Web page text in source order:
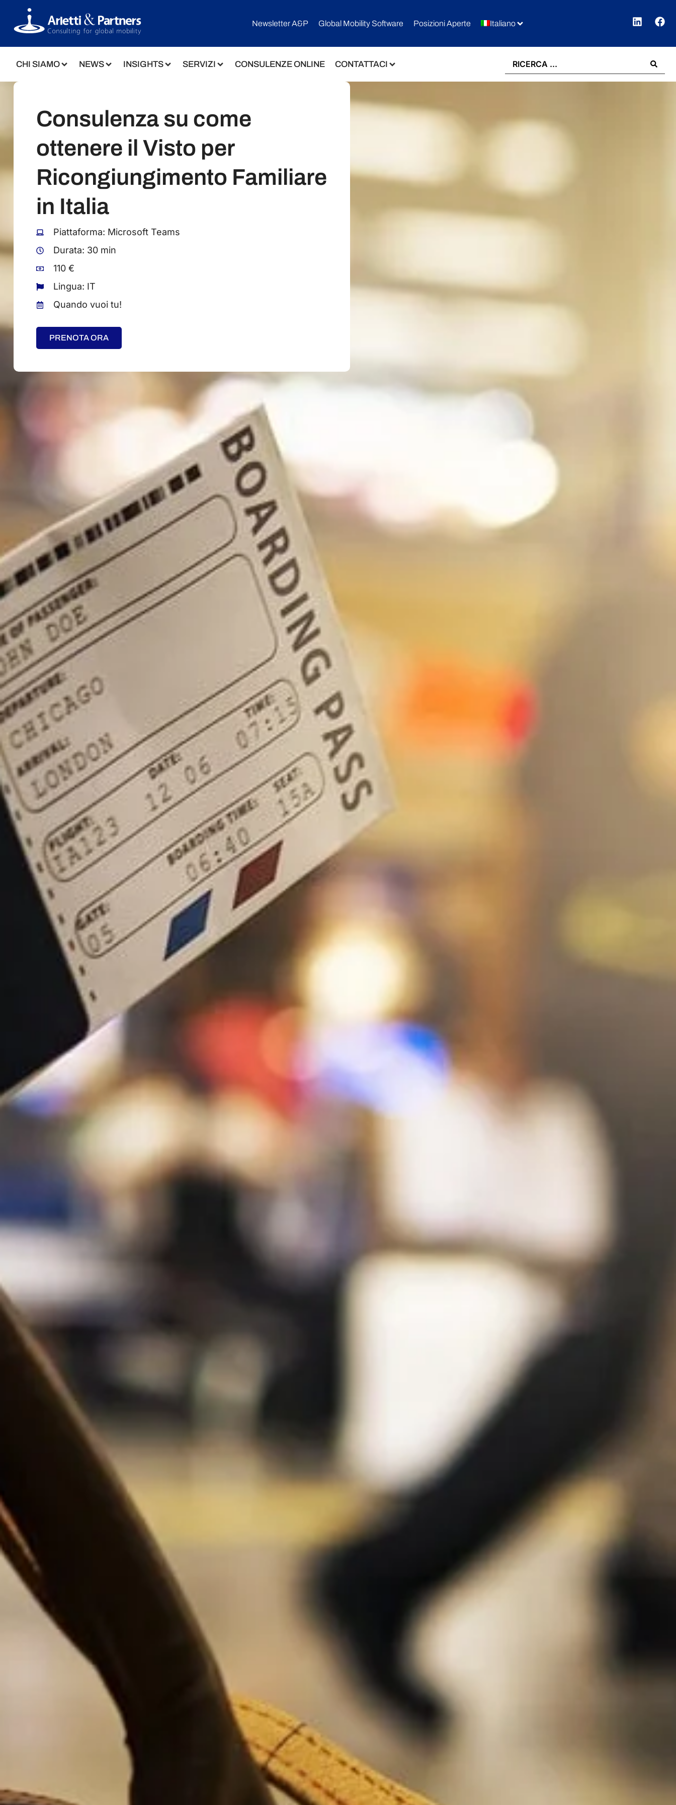
Newsletter A&P Global Mobility Software​ Posizioni Aperte Italiano
CHI SIAMO NEWS INSIGHTS SERVIZI CONSULENZE ONLINE CONTATTACI
Consulenza su come
ottenere il Visto per
Ricongiungimento Familiare
in Italia
Piattaforma: Microsoft Teams
Durata: 30 min
110 €
Lingua: IT
Quando vuoi tu!
PRENOTA ORA